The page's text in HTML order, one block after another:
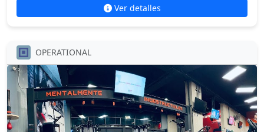
Ver detalles
OPERATIONAL